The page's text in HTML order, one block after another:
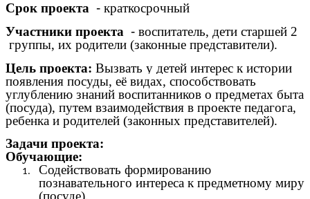
Срок проекта - краткосрочный
Участники проекта - воспитатель, дети старшей 2
группы, их родители (законные представители).
Цель проекта: Вызвать у детей интерес к истории
появления посуды, её видах, способствовать
углублению знаний воспитанников о предметах быта
(посуда), путем взаимодействия в проекте педагога,
ребенка и родителей (законных представителей).
Задачи проекта:
Обучающие:
Содействовать формированию
познавательного интереса к предметному миру